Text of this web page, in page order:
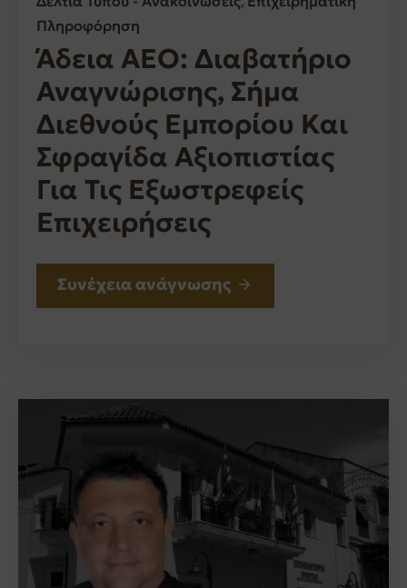
Πληροφόρηση
Άδεια ΑΕΟ: Διαβατήριο
Αναγνώρισης, Σήμα
Διεθνούς Εμπορίου Και
Σφραγίδα Αξιοπιστίας
Για Τις Εξωστρεφείς
Επιχειρήσεις
Συνέχεια ανάγνωσης